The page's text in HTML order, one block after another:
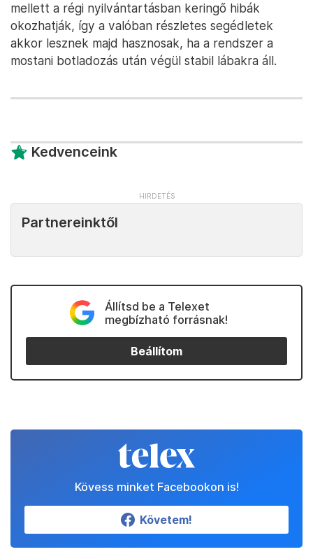
mellett a régi nyilvántartásban keringő hibák
okozhatják, így a valóban részletes segédletek
akkor lesznek majd hasznosak, ha a rendszer a
mostani botladozás után végül stabil lábakra áll.
Kedvenceink
Partnereinktől
Állítsd be a Telexet
megbízható forrásnak!
Beállítom
Kövess minket Facebookon is!
Követem!